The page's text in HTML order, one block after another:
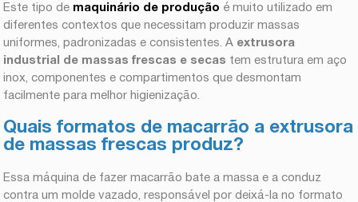
Este tipo de maquinário de produção é muito utilizado em
diferentes contextos que necessitam produzir massas
uniformes, padronizadas e consistentes. A extrusora
industrial de massas frescas e secas tem estrutura em aço
inox, componentes e compartimentos que desmontam
facilmente para melhor higienização.
Quais formatos de macarrão a extrusora
de massas frescas produz?
Essa máquina de fazer macarrão bate a massa e a conduz
contra um molde vazado, responsável por deixá-la no formato